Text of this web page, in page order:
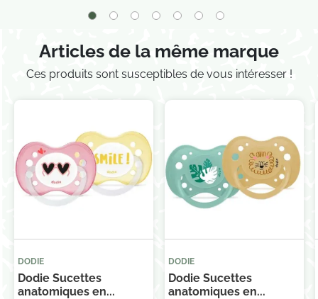
Articles de la même marque
Ces produits sont susceptibles de vous intéresser !
DODIE
Dodie Sucettes
anatomiques en...
DODIE
Dodie Sucettes
anatomiques en...